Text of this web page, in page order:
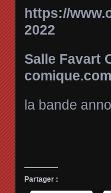
https://
2022
Salle Favart
comique.com
la bande
Partager :